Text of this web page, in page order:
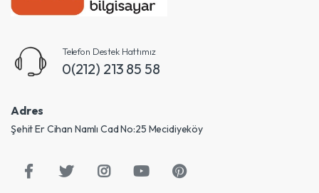
Telefon Destek Hattımız
0(212) 213 85 58
Adres
Şehit Er Cihan Namlı Cad No:25 Mecidiyeköy